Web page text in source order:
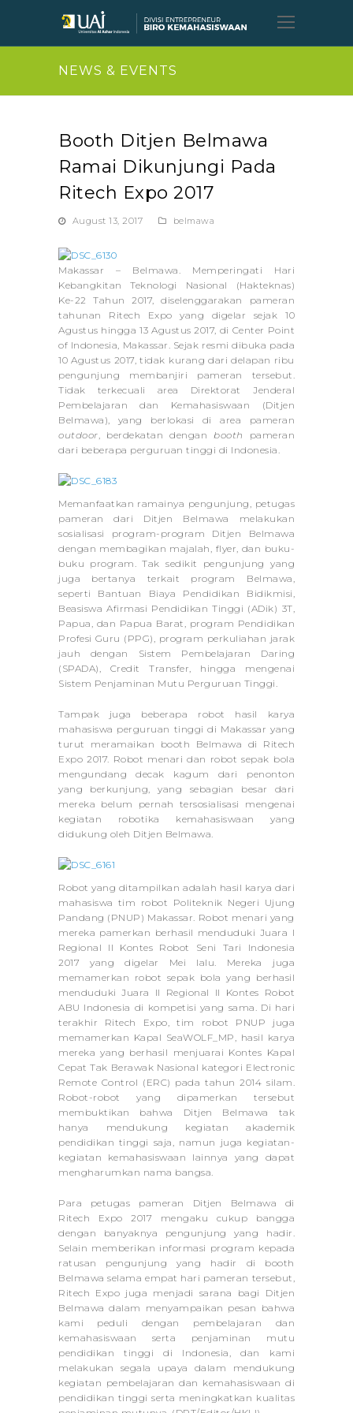
Open
Mobile
NEWS & EVENTS
Booth Ditjen Belmawa
Ramai Dikunjungi Pada
Ritech Expo 2017
August 13, 2017 belmawa
Makassar – Belmawa. Memperingati Hari
Kebangkitan Teknologi Nasional (Hakteknas)
Ke-22 Tahun 2017, diselenggarakan pameran
tahunan Ritech Expo yang digelar sejak 10
Agustus hingga 13 Agustus 2017, di Center Point
of Indonesia, Makassar. Sejak resmi dibuka pada
10 Agustus 2017, tidak kurang dari delapan ribu
pengunjung membanjiri pameran tersebut.
Tidak terkecuali area Direktorat Jenderal
Pembelajaran dan Kemahasiswaan (Ditjen
Belmawa), yang berlokasi di area pameran
outdoor, berdekatan dengan booth pameran
dari beberapa perguruan tinggi di Indonesia.
Memanfaatkan ramainya pengunjung, petugas
pameran dari Ditjen Belmawa melakukan
sosialisasi program-program Ditjen Belmawa
dengan membagikan majalah, flyer, dan buku-
buku program. Tak sedikit pengunjung yang
juga bertanya terkait program Belmawa,
seperti Bantuan Biaya Pendidikan Bidikmisi,
Beasiswa Afirmasi Pendidikan Tinggi (ADik) 3T,
Papua, dan Papua Barat, program Pendidikan
Profesi Guru (PPG), program perkuliahan jarak
jauh dengan Sistem Pembelajaran Daring
(SPADA), Credit Transfer, hingga mengenai
Sistem Penjaminan Mutu Perguruan Tinggi.
Tampak juga beberapa robot hasil karya
mahasiswa perguruan tinggi di Makassar yang
turut meramaikan booth Belmawa di Ritech
Expo 2017. Robot menari dan robot sepak bola
mengundang decak kagum dari penonton
yang berkunjung, yang sebagian besar dari
mereka belum pernah tersosialisasi mengenai
kegiatan robotika kemahasiswaan yang
didukung oleh Ditjen Belmawa.
Robot yang ditampilkan adalah hasil karya dari
mahasiswa tim robot Politeknik Negeri Ujung
Pandang (PNUP) Makassar. Robot menari yang
mereka pamerkan berhasil menduduki Juara I
Regional II Kontes Robot Seni Tari Indonesia
2017 yang digelar Mei lalu. Mereka juga
memamerkan robot sepak bola yang berhasil
menduduki Juara II Regional II Kontes Robot
ABU Indonesia di kompetisi yang sama. Di hari
terakhir Ritech Expo, tim robot PNUP juga
memamerkan Kapal SeaWOLF_MP, hasil karya
mereka yang berhasil menjuarai Kontes Kapal
Cepat Tak Berawak Nasional kategori Electronic
Remote Control (ERC) pada tahun 2014 silam.
Robot-robot yang dipamerkan tersebut
membuktikan bahwa Ditjen Belmawa tak
hanya mendukung kegiatan akademik
pendidikan tinggi saja, namun juga kegiatan-
kegiatan kemahasiswaan lainnya yang dapat
mengharumkan nama bangsa.
Para petugas pameran Ditjen Belmawa di
Ritech Expo 2017 mengaku cukup bangga
dengan banyaknya pengunjung yang hadir.
Selain memberikan informasi program kepada
ratusan pengunjung yang hadir di booth
Belmawa selama empat hari pameran tersebut,
Ritech Expo juga menjadi sarana bagi Ditjen
Belmawa dalam menyampaikan pesan bahwa
kami peduli dengan pembelajaran dan
kemahasiswaan serta penjaminan mutu
pendidikan tinggi di Indonesia, dan kami
melakukan segala upaya dalam mendukung
kegiatan pembelajaran dan kemahasiswaan di
pendidikan tinggi serta meningkatkan kualitas